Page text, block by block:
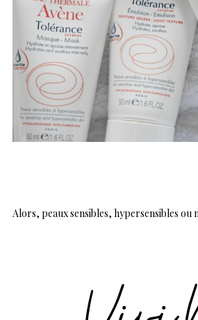
Alors, peaux sensibles, hypersensibles ou